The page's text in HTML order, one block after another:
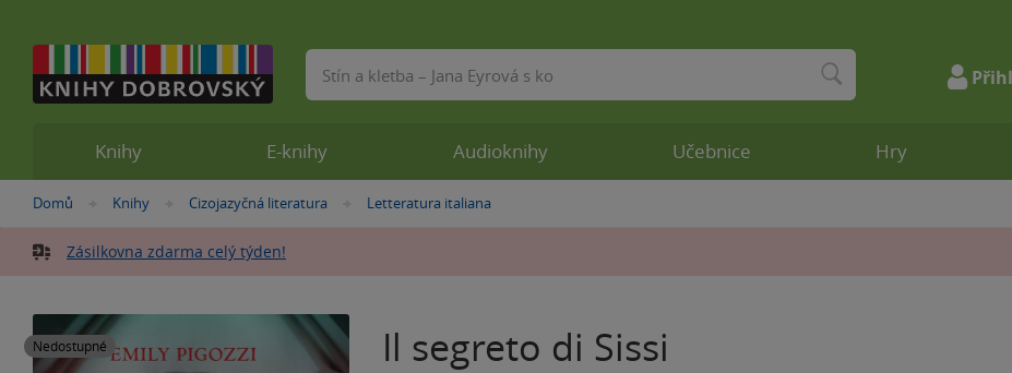
Nacházíte
zde:
Domů »
Knihy »
Cizojazyčná literatura »
Letteratura italiana
Zásilkovna zdarma celý týden!
Nedostupné Il segreto di Sissi
Knihy E-knihy Audioknihy Učebnice Hry
Vyhledávání